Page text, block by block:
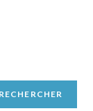
RECHERCHER